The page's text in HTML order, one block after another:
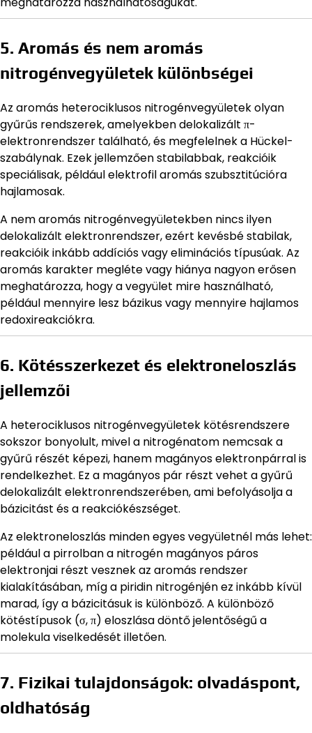
5. Aromás és nem aromás
nitrogénvegyületek különbségei
Az aromás heterociklusos nitrogénvegyületek olyan
gyűrűs rendszerek, amelyekben delokalizált π-
elektronrendszer található, és megfelelnek a Hückel-
szabálynak. Ezek jellemzően stabilabbak, reakcióik
speciálisak, például elektrofil aromás szubsztitúcióra
hajlamosak.
A nem aromás nitrogénvegyületekben nincs ilyen
delokalizált elektronrendszer, ezért kevésbé stabilak,
reakcióik inkább addíciós vagy eliminációs típusúak. Az
aromás karakter megléte vagy hiánya nagyon erősen
meghatározza, hogy a vegyület mire használható,
például mennyire lesz bázikus vagy mennyire hajlamos
redoxireakciókra.
6. Kötésszerkezet és elektroneloszlás
jellemzői
A heterociklusos nitrogénvegyületek kötésrendszere
sokszor bonyolult, mivel a nitrogénatom nemcsak a
gyűrű részét képezi, hanem magányos elektronpárral is
rendelkezhet. Ez a magányos pár részt vehet a gyűrű
delokalizált elektronrendszerében, ami befolyásolja a
bázicitást és a reakciókészséget.
Az elektroneloszlás minden egyes vegyületnél más lehet:
például a pirrolban a nitrogén magányos páros
elektronjai részt vesznek az aromás rendszer
kialakításában, míg a piridin nitrogénjén ez inkább kívül
marad, így a bázicitásuk is különböző. A különböző
kötéstípusok (σ, π) eloszlása döntő jelentőségű a
molekula viselkedését illetően.
7. Fizikai tulajdonságok: olvadáspont,
oldhatóság